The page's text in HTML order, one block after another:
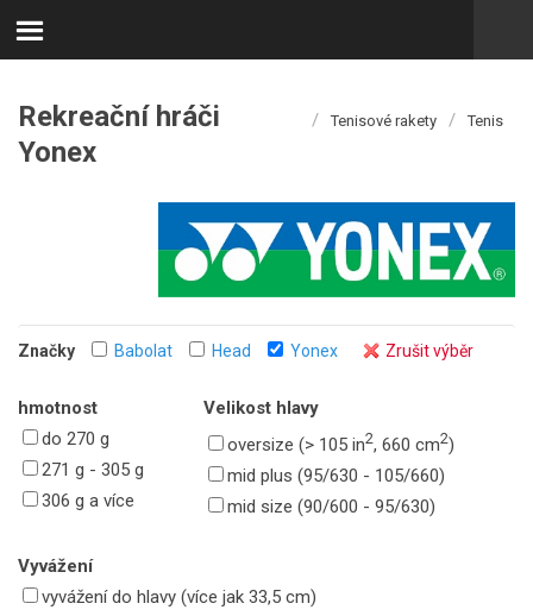
Rekreační hráči
Yonex
/ Tenisové rakety / Tenis
Značky Babolat Head Yonex Zrušit výběr
hmotnost
do 270 g
271 g - 305 g
306 g a více
Velikost hlavy
oversize (> 105 in2, 660 cm2)
mid plus (95/630 - 105/660)
mid size (90/600 - 95/630)
Vyvážení
vyvážení do hlavy (více jak 33,5 cm)